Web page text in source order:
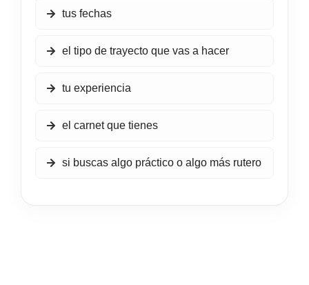
tus fechas
el tipo de trayecto que vas a hacer
tu experiencia
el carnet que tienes
si buscas algo práctico o algo más rutero